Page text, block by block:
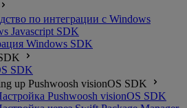
по интеграции с Windows
Javascript SDK
Windows SDK
SDK
up Pushwoosh visionOS SDK
Pushwoosh visionOS SDK